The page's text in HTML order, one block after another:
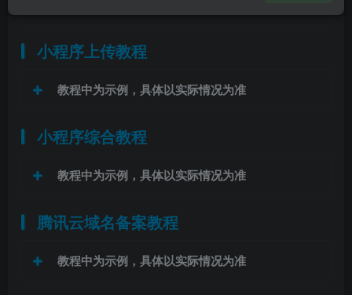
小程序上传教程
教程中为示例，具体以实际情况为准
小程序综合教程
教程中为示例，具体以实际情况为准
腾讯云域名备案教程
教程中为示例，具体以实际情况为准